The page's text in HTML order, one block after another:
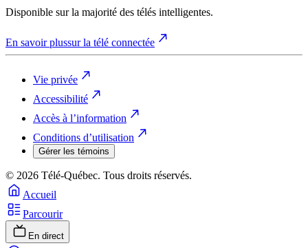
Disponible sur la majorité des télés intelligentes.
En savoir plussur la télé connectée
Vie privée
Accessibilité
Accès à l’information
Conditions d’utilisation
Gérer les témoins
© 2026 Télé-Québec. Tous droits réservés.
Accueil
Parcourir
En direct